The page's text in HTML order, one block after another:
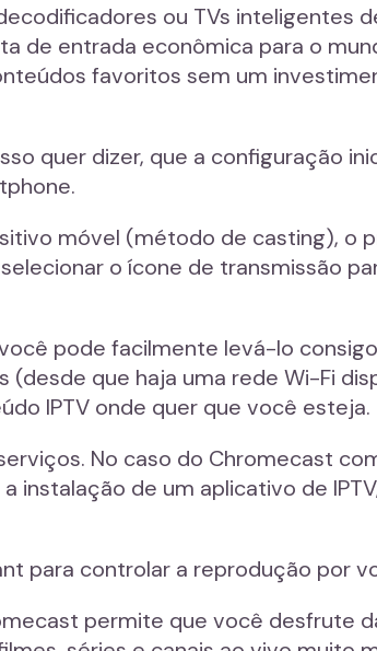
ou TVs inteligentes
de entrada econômica para o
favoritos sem um
quer dizer, que a configuração
móvel (método de casting), o
o ícone de transmissão
pode facilmente levá-lo
que haja uma rede Wi-Fi
IPTV onde quer que você esteja.
No caso do Chromecast
instalação de um aplicativo de
para controlar a reprodução por
permite que você desfrute